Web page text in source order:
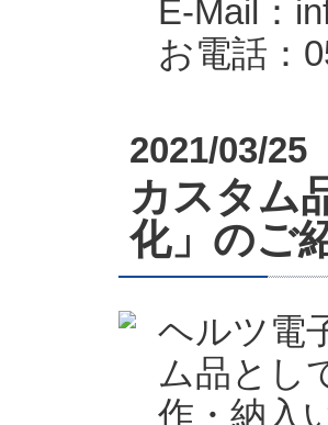
E-Mail：
お電話：
2021/03/25
カスタム
化」のご
ヘルツ電
ム品とし
作・納入